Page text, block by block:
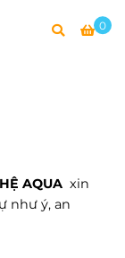
0
AQUA xin
như ý, an